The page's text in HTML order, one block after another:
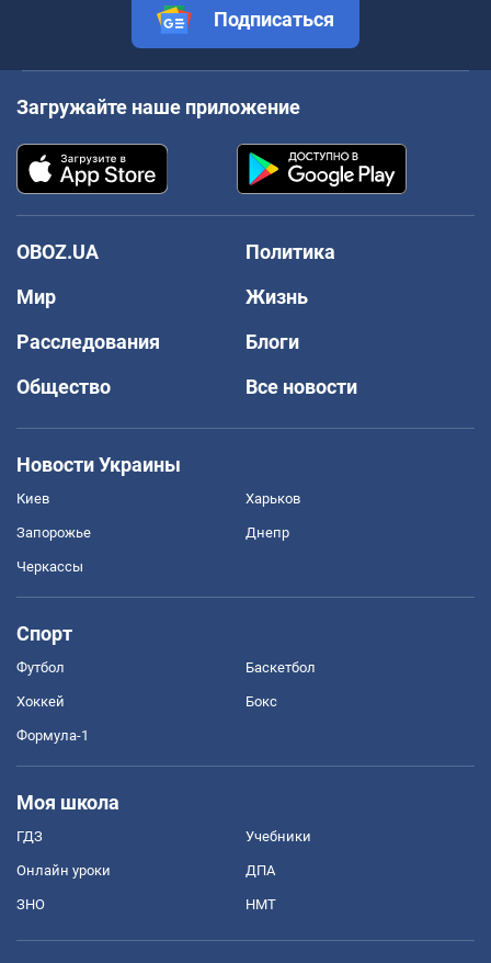
Подписаться
Загружайте наше приложение
OBOZ.UA
Политика
Мир
Жизнь
Расследования
Блоги
Общество
Все новости
Новости Украины
Киев Харьков
Запорожье Днепр
Черкассы
Спорт
Футбол Баскетбол
Хоккей Бокс
Формула-1
Моя школа
ГДЗ Учебники
Онлайн уроки ДПА
ЗНО НМТ